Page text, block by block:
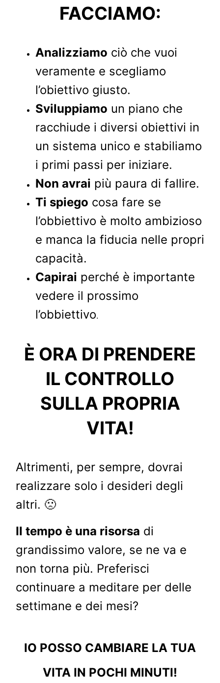
FACCIAMO:
Analizziamo ciò che vuoi
veramente e scegliamo
l’obiettivo giusto.
Sviluppiamo un piano che
racchiude i diversi obiettivi in
un sistema unico e stabiliamo
i primi passi per iniziare.
Non avrai più paura di fallire.
Ti spiego cosa fare se
l’obbiettivo è molto ambizioso
e manca la fiducia nelle propri
capacità.
Capirai perché è importante
vedere il prossimo
l’obbiettivo.
È ORA DI PRENDERE
IL CONTROLLO
SULLA PROPRIA
VITA!
Altrimenti, per sempre, dovrai
realizzare solo i desideri degli
altri. 🙁
Il tempo è una risorsa di
grandissimo valore, se ne va e
non torna più. Preferisci
continuare a meditare per delle
settimane e dei mesi?
IO POSSO CAMBIARE LA TUA
VITA IN POCHI MINUTI!